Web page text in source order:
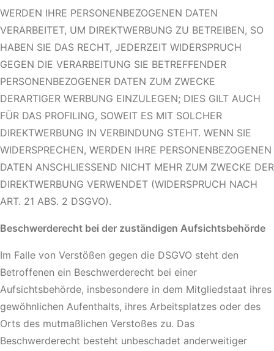
WERDEN IHRE PERSONENBEZOGENEN DATEN
VERARBEITET, UM DIREKTWERBUNG ZU BETREIBEN, SO
HABEN SIE DAS RECHT, JEDERZEIT WIDERSPRUCH
GEGEN DIE VERARBEITUNG SIE BETREFFENDER
PERSONENBEZOGENER DATEN ZUM ZWECKE
DERARTIGER WERBUNG EINZULEGEN; DIES GILT AUCH
FÜR DAS PROFILING, SOWEIT ES MIT SOLCHER
DIREKTWERBUNG IN VERBINDUNG STEHT. WENN SIE
WIDERSPRECHEN, WERDEN IHRE PERSONENBEZOGENEN
DATEN ANSCHLIESSEND NICHT MEHR ZUM ZWECKE DER
DIREKTWERBUNG VERWENDET (WIDERSPRUCH NACH
ART. 21 ABS. 2 DSGVO).
Beschwerderecht bei der zuständigen Aufsichtsbehörde
Im Falle von Verstößen gegen die DSGVO steht den
Betroffenen ein Beschwerderecht bei einer
Aufsichtsbehörde, insbesondere in dem Mitgliedstaat ihres
gewöhnlichen Aufenthalts, ihres Arbeitsplatzes oder des
Orts des mutmaßlichen Verstoßes zu. Das
Beschwerderecht besteht unbeschadet anderweitiger